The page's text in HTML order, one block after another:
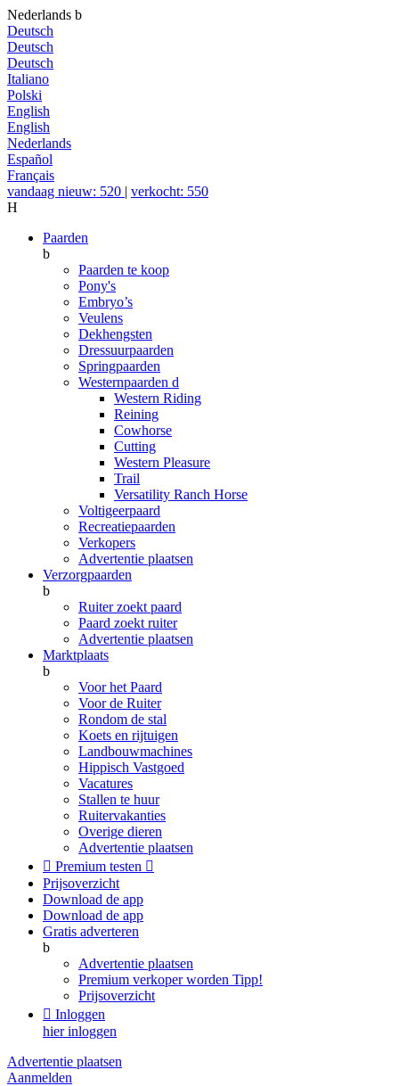
Nederlands b
Deutsch
Deutsch
Deutsch
Italiano
Polski
English
English
Nederlands
Español
Français
vandaag nieuw: 520 | verkocht: 550
H
Paarden
b
Paarden te koop
Pony's
Embryo’s
Veulens
Dekhengsten
Dressuurpaarden
Springpaarden
Westernpaarden d
Western Riding
Reining
Cowhorse
Cutting
Western Pleasure
Trail
Versatility Ranch Horse
Voltigeerpaard
Recreatiepaarden
Verkopers
Advertentie plaatsen
Verzorgpaarden
b
Ruiter zoekt paard
Paard zoekt ruiter
Advertentie plaatsen
Marktplaats
b
Voor het Paard
Voor de Ruiter
Rondom de stal
Koets en rijtuigen
Landbouwmachines
Hippisch Vastgoed
Vacatures
Stallen te huur
Ruitervakanties
Overige dieren
Advertentie plaatsen
 Premium testen 
Prijsoverzicht
Download de app
Download de app
Gratis adverteren
b
Advertentie plaatsen
Premium verkoper worden Tipp!
Prijsoverzicht
 Inloggen
hier inloggen
Advertentie plaatsen
Aanmelden